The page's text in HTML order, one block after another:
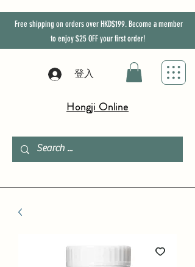
Free shipping on orders over HKD$199. Become a member
to enjoy$25 OFFyour first order!
登入
Hongji Online